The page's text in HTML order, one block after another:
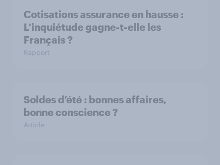
Cotisations assurance en hausse :
L’inquiétude gagne-t-elle les
Français ?
Rapport
Soldes d’été : bonnes affaires,
bonne conscience ?
Article